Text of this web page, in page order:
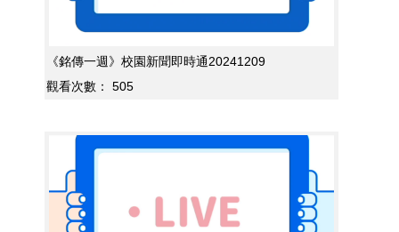
《銘傳一週》校園新聞即時通20241209
觀看次數：
505